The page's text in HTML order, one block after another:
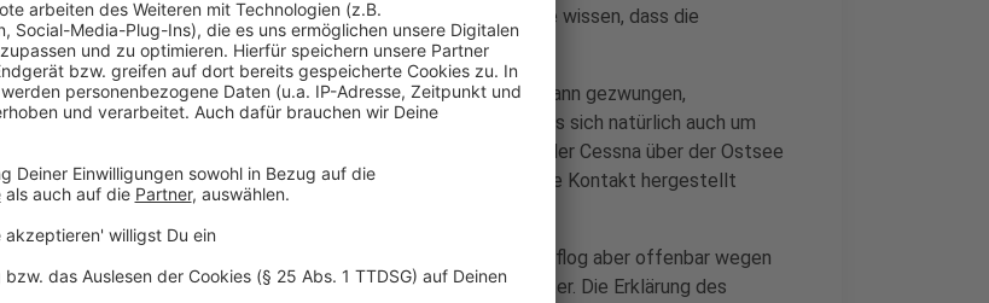
einen speziellen Code angezeigt bekommt, sodass eben auch alle wissen, dass die
Kommunikation nicht mehr funktioniert", so Frontini.
Sollte gar kein Kontakt mehr zustande kommen, "sind sie irgendwann gezwungen,
Begleitflugzeuge hochzuschicken, um die Situation zu klären, da es sich natürlich auch um
einen terroristischen Akt handeln könnte". Deshalb flogen neben der Cessna über der Ostsee
zwei Militärjets der Luftwaffe. Über Funk oder Sichtzeichen sollte Kontakt hergestellt
werden. Aber auch das war nicht erfolgreich.
Der Privatjet sollte eigentlich am Flughafen Köln/Bonn landen. Er flog aber offenbar wegen
eines eingestellten Autopilots auch nach Ende der Flugroute weiter. Die Erklärung des